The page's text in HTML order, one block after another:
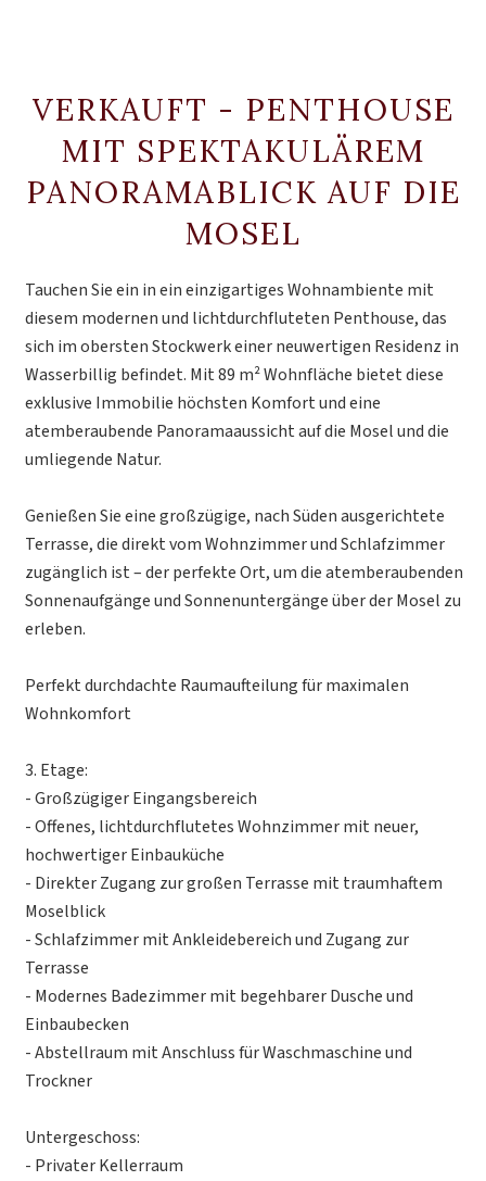
VERKAUFT - PENTHOUSE
MIT SPEKTAKULÄREM
PANORAMABLICK AUF DIE
MOSEL
Tauchen Sie ein in ein einzigartiges Wohnambiente mit
diesem modernen und lichtdurchfluteten Penthouse, das
sich im obersten Stockwerk einer neuwertigen Residenz in
Wasserbillig befindet. Mit 89 m² Wohnfläche bietet diese
exklusive Immobilie höchsten Komfort und eine
atemberaubende Panoramaaussicht auf die Mosel und die
umliegende Natur.
Genießen Sie eine großzügige, nach Süden ausgerichtete
Terrasse, die direkt vom Wohnzimmer und Schlafzimmer
zugänglich ist – der perfekte Ort, um die atemberaubenden
Sonnenaufgänge und Sonnenuntergänge über der Mosel zu
erleben.
Perfekt durchdachte Raumaufteilung für maximalen
Wohnkomfort
3. Etage:
- Großzügiger Eingangsbereich
- Offenes, lichtdurchflutetes Wohnzimmer mit neuer,
hochwertiger Einbauküche
- Direkter Zugang zur großen Terrasse mit traumhaftem
Moselblick
- Schlafzimmer mit Ankleidebereich und Zugang zur
Terrasse
- Modernes Badezimmer mit begehbarer Dusche und
Einbaubecken
- Abstellraum mit Anschluss für Waschmaschine und
Trockner
Untergeschoss:
- Privater Kellerraum